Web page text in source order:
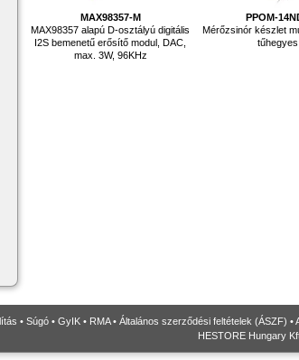
MAX98357-M
MAX98357 alapú D-osztályú digitális
I2S bemenetű erősítő modul, DAC,
max. 3W, 96KHz
PPOM-
Mérőzsinór készlet
tűhegyes
• Súgó • GyIK • RMA• Általános szerződési feltételek (ÁSZF) •
HESTORE Hungary